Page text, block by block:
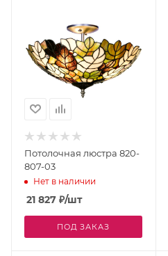
Потолочная люстра 820-
807-03
Нет в наличии
21 827 ₽/шт
ПОД ЗАКАЗ